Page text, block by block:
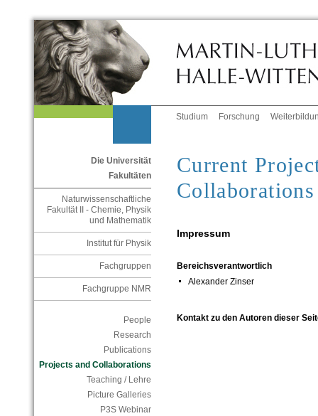
Studium Forschung
Die Universität
Fakultäten
Naturwissenschaftliche
Fakultät II - Chemie, Physik
und Mathematik
Institut für Physik
Fachgruppen
Fachgruppe NMR
People
Research
Publications
Projects and Collaborations
Teaching / Lehre
Picture Galleries
P3S Webinar
Current
Collaborations
Impressum
Bereichsverantwortlich
Alexander Zinser
Kontakt zu den Autoren dieser